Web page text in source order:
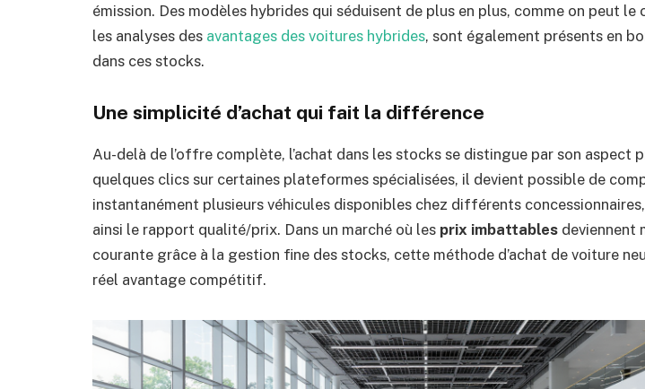
émission. Des modèles hybrides qui séduisent de plus en plus, comme on peut le
les analyses des avantages des voitures hybrides, sont également présents en
dans ces stocks.
Une simplicité d’achat qui fait la différence
Au-delà de l’offre complète, l’achat dans les stocks se distingue par son aspect
quelques clics sur certaines plateformes spécialisées, il devient possible de
instantanément plusieurs véhicules disponibles chez différents
ainsi le rapport qualité/prix. Dans un marché où les prix imbattables deviennent
courante grâce à la gestion fine des stocks, cette méthode d’achat de voiture
réel avantage compétitif.